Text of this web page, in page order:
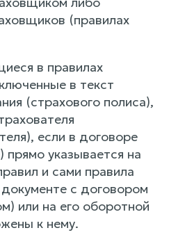
(правилах
в правилах
в текст
(страхового полиса),
если в договоре
прямо указывается на
и сами правила
с договором
или на его оборотной
к нему.